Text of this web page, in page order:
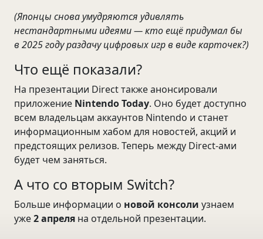
(Японцы снова умудряются удивлять
нестандартными идеями — кто ещё придумал бы
в 2025 году раздачу цифровых игр в виде карточек?)
Что ещё показали?
На презентации Direct также анонсировали
приложение Nintendo Today. Оно будет доступно
всем владельцам аккаунтов Nintendo и станет
информационным хабом для новостей, акций и
предстоящих релизов. Теперь между Direct-ами
будет чем заняться.
А что со вторым Switch?
Больше информации о новой консоли узнаем
уже2 апреля на отдельной презентации.